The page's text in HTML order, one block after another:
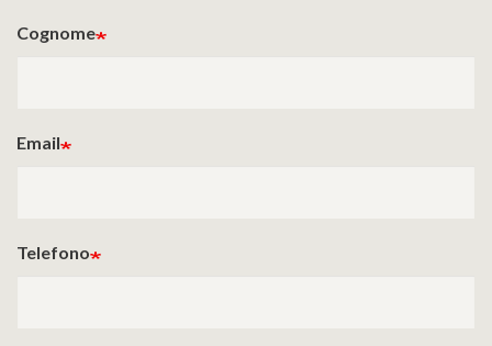
Cognome
Email
Telefono